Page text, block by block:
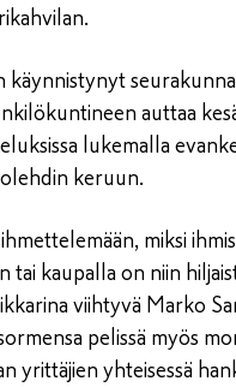
käynnistynyt
auttaa
lukemalla
keruun.
ihmettelemään, miksi
tai kaupalla on niin
viihtyvä Marko
pelissä myös
yrittäjien yhteisessä